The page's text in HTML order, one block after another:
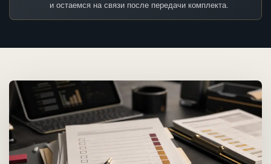
и остаемся на связи после передачи комплекта.